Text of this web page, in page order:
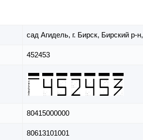
сад Агидель, г. Бирск, Бирский р-н,
452453
80415000000
80613101001